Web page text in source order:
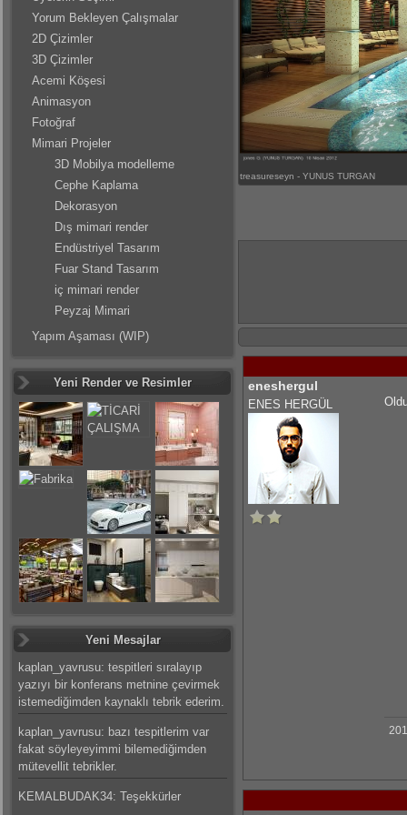
treasureseyn - YUNUS TURGAN
eneshergul
ENES HERGÜL
Yorum Bekleyen Çalışmalar
2D Çizimler
3D Çizimler
Acemi Köşesi
Animasyon
Fotoğraf
Mimari Projeler
3D Mobilya modelleme
Cephe Kaplama
Dekorasyon
Dış mimari render
Endüstriyel Tasarım
Fuar Stand Tasarım
iç mimari render
Peyzaj Mimari
Yapım Aşaması (WIP)
Yeni Render ve Resimler
Yeni Mesajlar
kaplan_yavrusu: tespitleri sıralayıp
yazıyı bir konferans metnine çevirmek
istemediğimden kaynaklı tebrik ederim.
kaplan_yavrusu: bazı tespitlerim var
fakat söyleyeyimmi bilemediğimden
mütevellit tebrikler.
KEMALBUDAK34: Teşekkürler